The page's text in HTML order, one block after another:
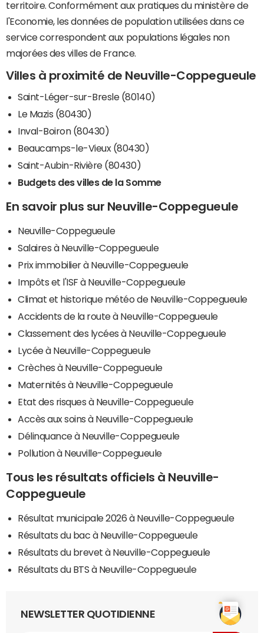
territoire. Conformément aux pratiques du ministère de
l'Economie, les données de population utilisées dans ce
service correspondent aux populations légales non
majorées des villes de France.
Villes à proximité de Neuville-Coppegueule
Saint-Léger-sur-Bresle (80140)
Le Mazis (80430)
Inval-Boiron (80430)
Beaucamps-le-Vieux (80430)
Saint-Aubin-Rivière (80430)
Budgets des villes de la Somme
En savoir plus sur Neuville-Coppegueule
Neuville-Coppegueule
Salaires à Neuville-Coppegueule
Prix immobilier à Neuville-Coppegueule
Impôts et l'ISF à Neuville-Coppegueule
Climat et historique météo de Neuville-Coppegueule
Accidents de la route à Neuville-Coppegueule
Classement des lycées à Neuville-Coppegueule
Lycée à Neuville-Coppegueule
Crèches à Neuville-Coppegueule
Maternités à Neuville-Coppegueule
Etat des risques à Neuville-Coppegueule
Accès aux soins à Neuville-Coppegueule
Délinquance à Neuville-Coppegueule
Pollution à Neuville-Coppegueule
Tous les résultats officiels à Neuville-
Coppegueule
Résultat municipale 2026 à Neuville-Coppegueule
Résultats du bac à Neuville-Coppegueule
Résultats du brevet à Neuville-Coppegueule
Résultats du BTS à Neuville-Coppegueule
NEWSLETTER QUOTIDIENNE